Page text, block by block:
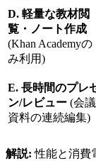
D. 軽量な教材閲
覧・ノート作成
(Khan Academyの
み利用)
E. 長時間のプレ
ン/レビュー (会議
資料の連続編集)
解説: 性能と消費